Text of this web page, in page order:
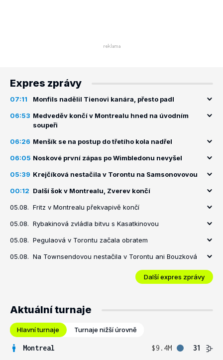
Expres zprávy
07:11 Monfils nadělil Tienovi kanára, přesto padl
06:53 Medveděv končí v Montrealu hned na úvodním
soupeři
06:26 Menšík se na postup do třetího kola nadřel
06:05 Noskové první zápas po Wimbledonu nevyšel
05:39 Krejčíková nestačila v Torontu na Samsonovovou
00:12 Další šok v Montrealu, Zverev končí
05.08. Fritz v Montrealu překvapivě končí
05.08. Rybakinová zvládla bitvu s Kasatkinovou
05.08. Pegulaová v Torontu začala obratem
05.08. Na Townsendovou nestačila v Torontu ani Bouzková
Další expres zprávy
Aktuální turnaje
Hlavní turnaje Turnaje nižší úrovně
Montreal $9.4M
31